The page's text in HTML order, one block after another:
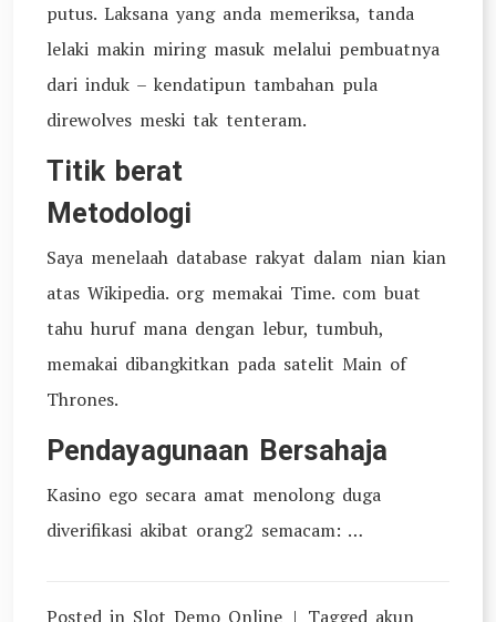
putus. Laksana yang anda memeriksa, tanda
lelaki makin miring masuk melalui pembuatnya
dari induk – kendatipun tambahan pula
direwolves meski tak tenteram.
Titik berat
Metodologi
Saya menelaah database rakyat dalam nian kian
atas Wikipedia. org memakai Time. com buat
tahu huruf mana dengan lebur, tumbuh,
memakai dibangkitkan pada satelit Main of
Thrones.
Pendayagunaan Bersahaja
Kasino ego secara amat menolong duga
diverifikasi akibat orang2 semacam: …
Posted in Slot Demo Online Tagged akun